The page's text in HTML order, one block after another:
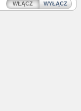
WŁĄCZ WYŁĄCZ